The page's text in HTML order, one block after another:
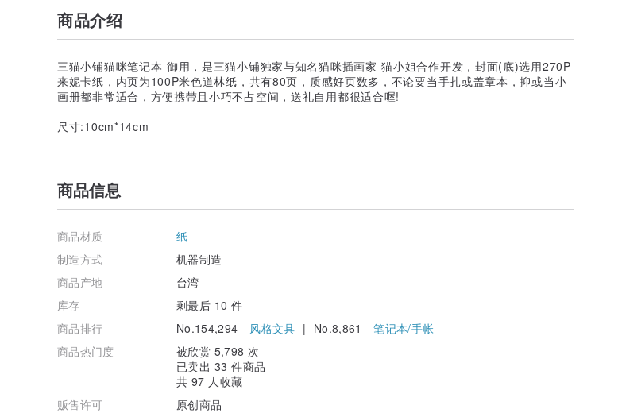
商品介绍
三猫小铺猫咪笔记本-御用，是三猫小铺独家与知名猫咪插画家-猫小姐合作开发，封面(底)选用270P
来妮卡纸，内页为100P米色道林纸，共有80页，质感好页数多，不论要当手扎或盖章本，抑或当小
画册都非常适合，方便携带且小巧不占空间，送礼自用都很适合喔!
尺寸:10cm*14cm
商品信息
商品材质
纸
制造方式
机器制造
商品产地
台湾
库存
剩最后 10 件
商品排行
No.154,294 - 风格文具 | No.8,861 -笔记本/手帐
商品热门度
被欣赏 5,798 次
已卖出 33 件商品
共 97 人收藏
贩售许可
原创商品